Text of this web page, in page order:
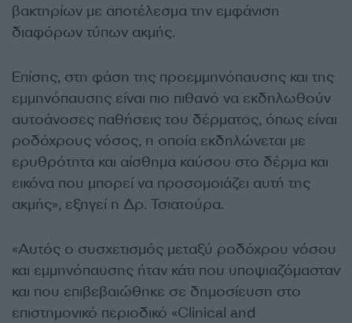
βακτηρίων με αποτέλεσμα την εμφάνιση
διαφόρων τύπων ακμής.
Επίσης, στη φάση της προεμμηνόπαυσης και της
εμμηνόπαυσης είναι πιο πιθανό να εκδηλωθούν
αυτοάνοσες παθήσεις του δέρματος, όπως είναι
ροδόχρους νόσος, η οποία εκδηλώνεται με
ερυθρότητα και αίσθημα καύσου στο δέρμα και
εικόνα που μπορεί να προσομοιάζει αυτή της
ακμής», εξηγεί η Δρ. Τσιατούρα.
«Αυτός ο συσχετισμός μεταξύ ροδόχρου νόσου
και εμμηνόπαυσης ήταν κάτι που υποψιαζόμασταν
και που επιβεβαιώθηκε σε δημοσίευση στο
επιστημονικό περιοδικό «Clinical and